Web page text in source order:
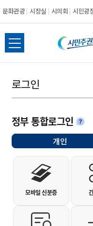
문화관광 시장실 시의회 시민광
전체메뉴 열기
로그인
정부 통합로그인안내
개인선택됨
개인사용자 로
모바일 신분증